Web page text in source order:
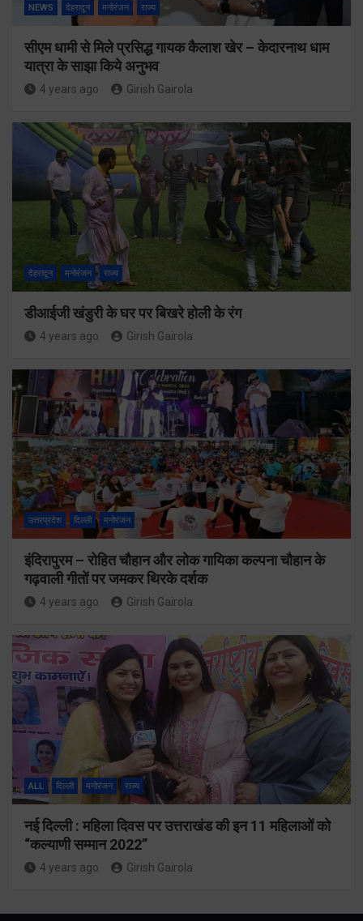
NEWS देहरादून मनोरंजन राज्य
सीएम धामी से मिले प्रसिद्ध गायक कैलाश खेर – केदारनाथ धाम
यात्रा के साझा किये अनुभव
4 years ago Girish Gairola
देहरादून मनोरंजन राज्य
डीआईजी खंडुरी के घर पर बिखरे होली के रंग
4 years ago Girish Gairola
उत्तरप्रदेश दिल्ली मनोरंजन
इंदिरापुरम – रोहित चौहान और लोक गायिका कल्पना चौहान के
गढ़वाली गीतों पर जमकर थिरके दर्शक
4 years ago Girish Gairola
ALL दिल्ली मनोरंजन राज्य
नई दिल्ली : महिला दिवस पर उत्तराखंड की इन 11 महिलाओं को
“कल्याणी सम्मान 2022”
4 years ago Girish Gairola